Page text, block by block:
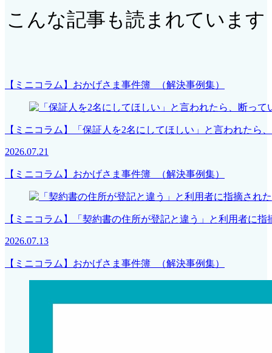
こんな記事も読まれています
【ミニコラム】おかげさま事件簿 （解決事例集）
【ミニコラム】「保証人を2名にしてほしい」と言われたら
2026.07.21
【ミニコラム】おかげさま事件簿 （解決事例集）
【ミニコラム】「契約書の住所が登記と違う」と利用者に
2026.07.13
【ミニコラム】おかげさま事件簿 （解決事例集）